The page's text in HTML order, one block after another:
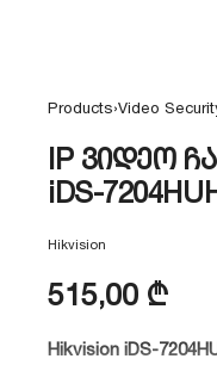
Products›Video
IP ვიდეო
iDS-
Hikvision
515,00 ₾
Hikvision iDS-